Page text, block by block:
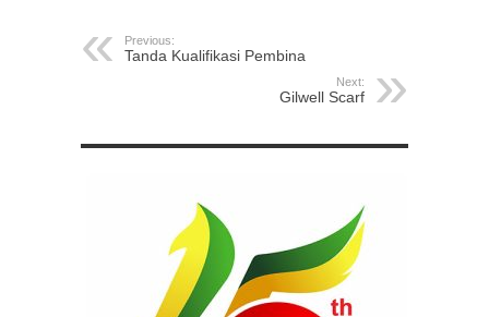
Previous:
Tanda Kualifikasi Pembina
Next:
Gilwell Scarf